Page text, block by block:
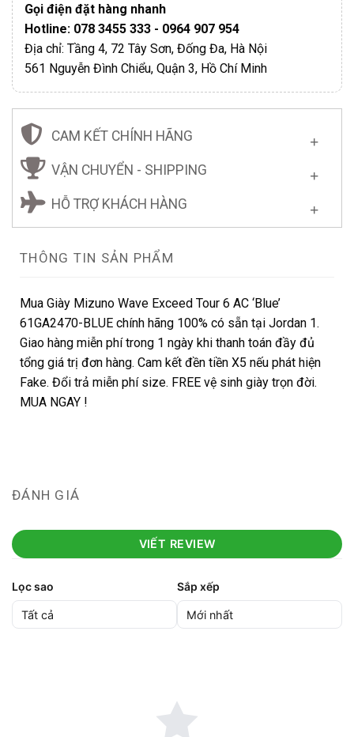
Gọi điện đặt hàng nhanh
Hotline: 078 3455 333 - 0964 907 954
Địa chỉ: Tầng 4, 72 Tây Sơn, Đống Đa, Hà Nội
561 Nguyễn Đình Chiểu, Quận 3, Hồ Chí Minh
CAM KẾT CHÍNH HÃNG
VẬN CHUYỂN - SHIPPING
HỖ TRỢ KHÁCH HÀNG
THÔNG TIN SẢN PHẨM
Mua Giày Mizuno Wave Exceed Tour 6 AC ‘Blue’
61GA2470-BLUE chính hãng 100% có sẵn tại Jordan 1.
Giao hàng miễn phí trong 1 ngày khi thanh toán đầy đủ
tổng giá trị đơn hàng. Cam kết đền tiền X5 nếu phát hiện
Fake. Đổi trả miễn phí size. FREE vệ sinh giày trọn đời.
MUA NGAY !
ĐÁNH GIÁ
VIẾT REVIEW
Lọc sao Sắp xếp